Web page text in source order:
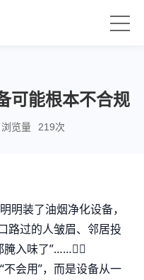
可能根本不合规
浏览量 219次
明装了油烟净化设备，
路过的人皱眉、邻居投
入味了”……😵‍💫
会用”，而是设备从一